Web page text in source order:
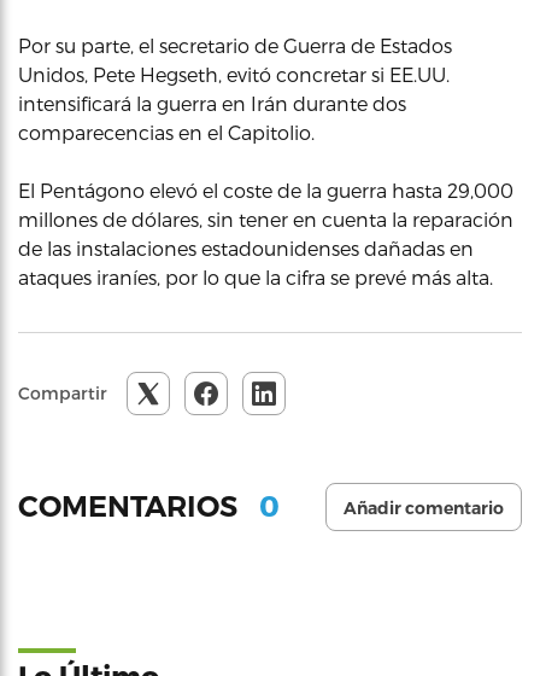
Por su parte, el secretario de Guerra de Estados
Unidos, Pete Hegseth, evitó concretar si EE.UU.
intensificará la guerra en Irán durante dos
comparecencias en el Capitolio.
El Pentágono elevó el coste de la guerra hasta 29,000
millones de dólares, sin tener en cuenta la reparación
de las instalaciones estadounidenses dañadas en
ataques iraníes, por lo que la cifra se prevé más alta.
Compartir
COMENTARIOS 0 Añadir comentario